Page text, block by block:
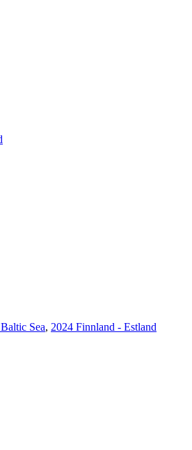
Sea, 2024 Finnland - Estland